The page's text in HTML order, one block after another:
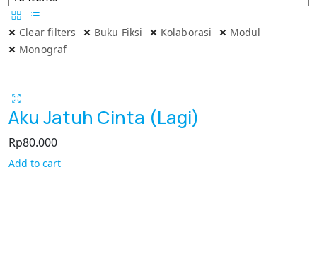
Clear filters Buku Fiksi Kolaborasi
Modul
Monograf
Aku Jatuh Cinta (Lagi)
Rp80.000
Add to cart